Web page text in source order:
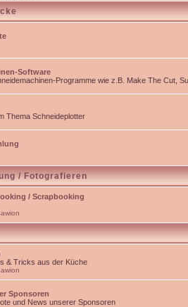
Software
Programme wie z.B. Make The Cut,
Thema Schneideplotter
/ Fotografieren
/ Scrapbooking
& Tricks aus der Küche
Sponsoren
und News unserer Sponsoren